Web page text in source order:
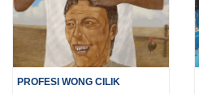
PROFESI WONG CILIK